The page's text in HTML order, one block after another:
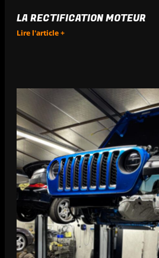
LA RECTIFICATION MOTEUR
Lire l'article +